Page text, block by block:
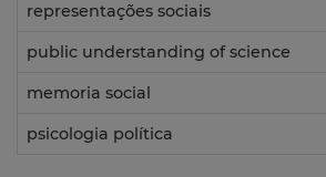
representações sociais
public understanding of science
memoria social
psicologia política